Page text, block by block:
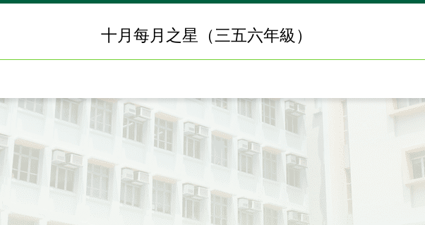
十月每月之星（三五六年級）